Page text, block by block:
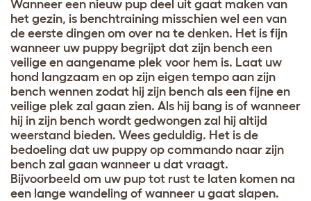
Wanneer een nieuw pup deel uit gaat maken van
het gezin, is benchtraining misschien wel een van
de eerste dingen om over na te denken. Het is fijn
wanneer uw puppy begrijpt dat zijn bench een
veilige en aangename plek voor hem is. Laat uw
hond langzaam en op zijn eigen tempo aan zijn
bench wennen zodat hij zijn bench als een fijne en
veilige plek zal gaan zien. Als hij bang is of wanneer
hij in zijn bench wordt gedwongen zal hij altijd
weerstand bieden. Wees geduldig. Het is de
bedoeling dat uw puppy op commando naar zijn
bench zal gaan wanneer u dat vraagt.
Bijvoorbeeld om uw pup tot rust te laten komen na
een lange wandeling of wanneer u gaat slapen.